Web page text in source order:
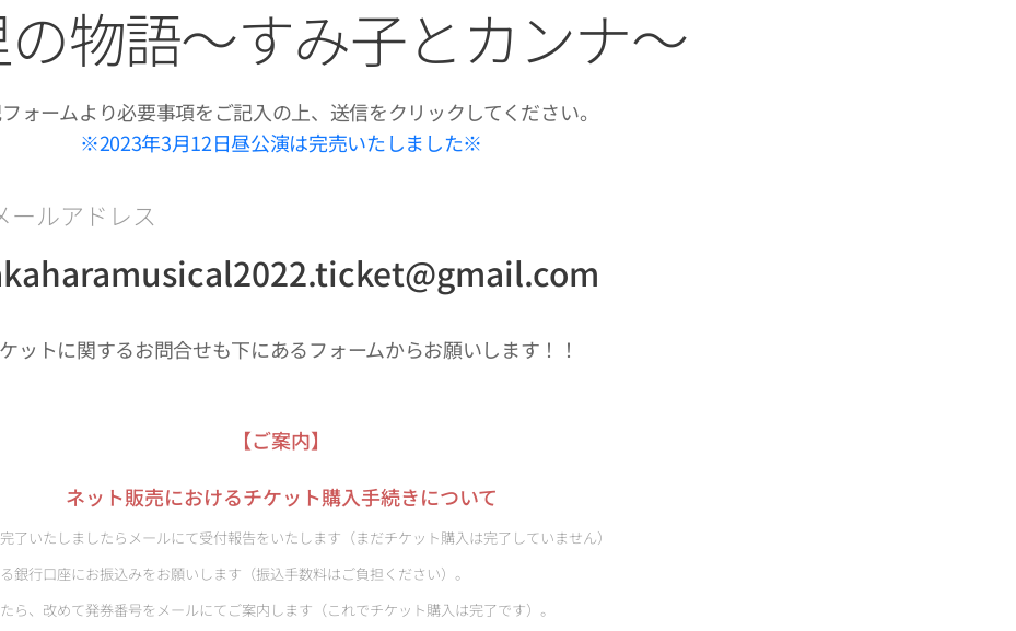
物語～すみ子とカンナ～
ォームより必要事項をご記入の上、送信をクリックしてください。
※2023年3月12日昼公演は完売いたしました※
ールアドレス
ットに関するお問合せも下にあるフォームからお願いします！！
【ご案内】
ネット販売におけるチケット購入手続きについて
いたしましたらメールにて受付報告をいたします（まだチケット購入は完了していません）
銀行口座にお振込みをお願いします（振込手数料はご負担ください）。
ら、改めて発券番号をメールにてご案内します（これでチケット購入は完了です）。